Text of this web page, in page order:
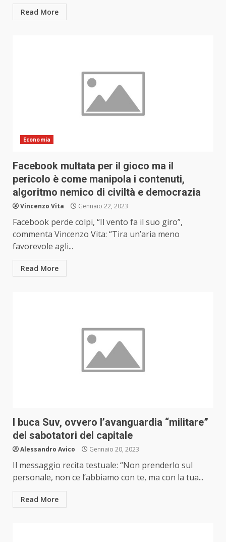
Read More
Economia
Facebook multata per il gioco ma il
pericolo è come manipola i contenuti,
algoritmo nemico di civiltà e democrazia
Vincenzo Vita Gennaio 22, 2023
Facebook perde colpi, “Il vento fa il suo giro”,
commenta Vincenzo Vita: “Tira un’aria meno
favorevole agli...
Read More
I buca Suv, ovvero l’avanguardia “militare”
dei sabotatori del capitale
Alessandro Avico Gennaio 20, 2023
Il messaggio recita testuale: “Non prenderlo sul
personale, non ce l’abbiamo con te, ma con la tua...
Read More